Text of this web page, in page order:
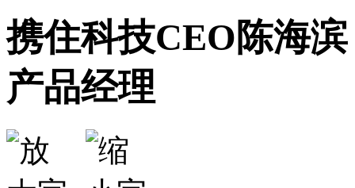
携住科技CEO陈海
产品经理